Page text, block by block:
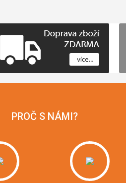
PROČ S NÁMI?